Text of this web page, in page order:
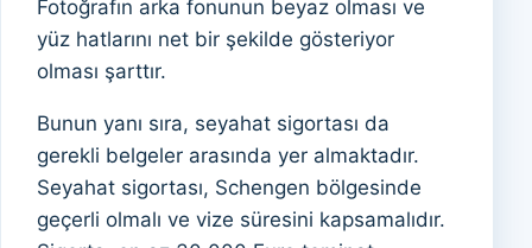
Fotoğrafın arka fonunun beyaz olması ve
yüz hatlarını net bir şekilde gösteriyor
olması şarttır.
Bunun yanı sıra, seyahat sigortası da
gerekli belgeler arasında yer almaktadır.
Seyahat sigortası, Schengen bölgesinde
geçerli olmalı ve vize süresini kapsamalıdır.